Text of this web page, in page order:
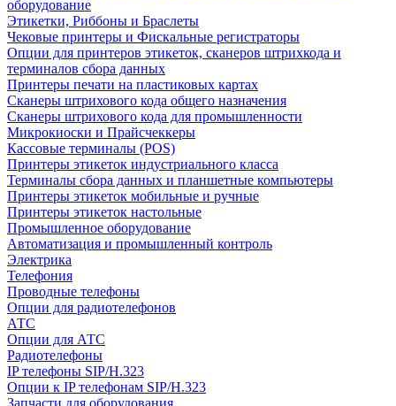
оборудование
Этикетки, Риббоны и Браслеты
Чековые принтеры и Фискальные регистраторы
Опции для принтеров этикеток, сканеров штрихкода и
терминалов сбора данных
Принтеры печати на пластиковых картах
Сканеры штрихового кода общего назначения
Сканеры штрихового кода для промышленности
Микрокиоски и Прайсчеккеры
Кассовые терминалы (POS)
Принтеры этикеток индустриального класса
Терминалы сбора данных и планшетные компьютеры
Принтеры этикеток мобильные и ручные
Принтеры этикеток настольные
Промышленное оборудование
Автоматизация и промышленный контроль
Электрика
Телефония
Проводные телефоны
Опции для радиотелефонов
АТС
Опции для АТС
Радиотелефоны
IP телефоны SIP/H.323
Опции к IP телефонам SIP/H.323
Запчасти для оборудования